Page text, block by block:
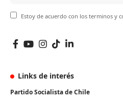
Estoy de acuerdo con los terminos y
Links de interés
Partido Socialista de Chile